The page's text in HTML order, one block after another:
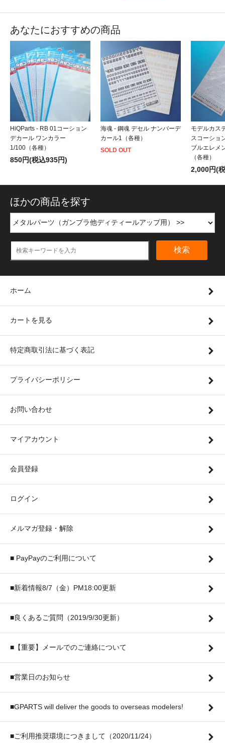
あなたにおすすめの商品
HiQParts - RB 01コーション
デカール ワンカラー
1/100（各種）
850円(税込935円)
海魂 - 鋼魂 デセル ナンバーデ
カール1（各種）
SOLD OUT
モデルカス
スコーショ
ブルエレメ
（各種）
2,000円(
ほかの商品を探す
検索
ホーム
カートを見る
特定商取引法に基づく表記
プライバシーポリシー
お問い合わせ
マイアカウント
会員登録
ログイン
メルマガ登録・解除
■ PayPayのご利用について
■新着情報8/7（金）PM18:00更新
■良くあるご質問（2019/9/30更新）
■【重要】メールでのご連絡について
■営業日のお知らせ
■GPARTS will deliver the goods to overseas modelers!
■ご利用推奨環境につきまして（2020/11/24）